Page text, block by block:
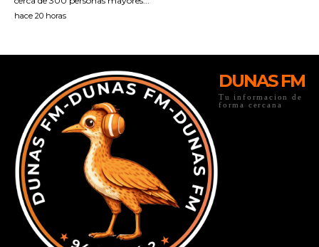
DUNAS FM
Tu informacion de
forma cercana